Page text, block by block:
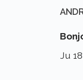
Ju